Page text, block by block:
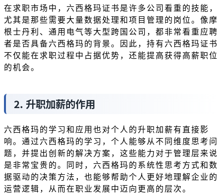
在求职市场中，六西格玛证书是许多公司看重的技能，
尤其是那些需要大量数据处理和项目管理的岗位。像摩
根士丹利、通用电气等大型跨国公司，都非常看重应聘
者是否具备六西格玛的背景。因此，持有六西格玛证书
不仅能在求职过程中占据优势，还能提高获得高薪职位
的机会。
2. 升职加薪的作用
六西格玛的学习和应用也对个人的升职加薪有直接影
响。通过六西格玛的学习，个人能够从不同维度思考问
题，并提出创新的解决方案，这些能力对于管理层来说
是非常宝贵的。同时，六西格玛的系统性思考方式和数
据驱动的决策方法，也能够帮助个人更好地理解企业的
运营逻辑，从而在职业发展中迈向更高的层次。